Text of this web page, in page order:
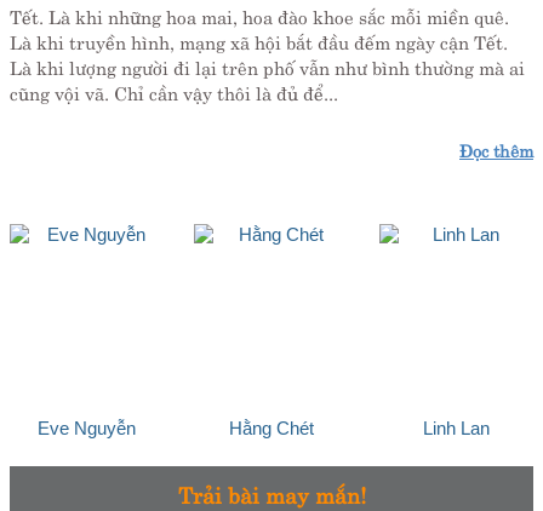
Tết. Là khi những hoa mai, hoa đào khoe sắc mỗi miền quê.
Là khi truyền hình, mạng xã hội bắt đầu đếm ngày cận Tết.
Là khi lượng người đi lại trên phố vẫn như bình thường mà ai
cũng vội vã. Chỉ cần vậy thôi là đủ để...
Đọc thêm
Eve Nguyễn Hằng Chét Linh Lan
Trải bài may mắn!